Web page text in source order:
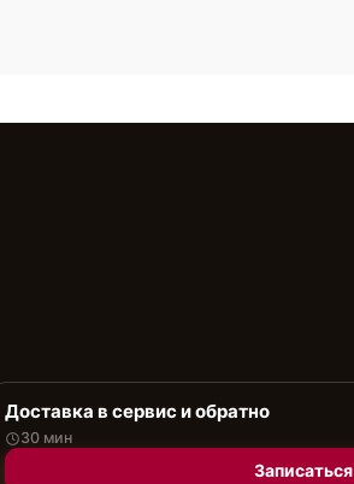
Доставка в сервис и обратно
30 мин
Записаться